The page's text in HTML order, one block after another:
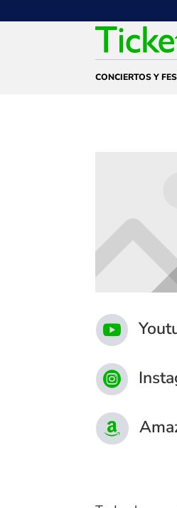
CONCIERTOS Y


